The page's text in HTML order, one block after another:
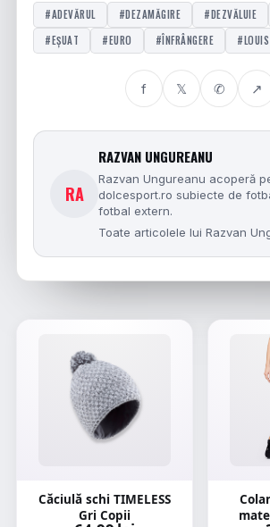
#ADEVĂRUL #DEZAMĂGIRE #DEZVĂLUIE
#EȘUAT
#EURO #ÎNFRÂNGERE #LOUIS
f 𝕏 ✆ ↗
RA
RAZVAN UNGUREANU
Razvan Ungureanu acoperă
dolcesport.ro subiecte de
fotbal extern.
Toate articolele lui Razvan
Căciulă schi TIMELESS
Gri Copii